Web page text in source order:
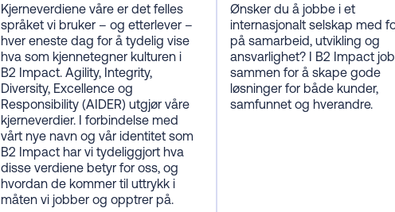
Kjerneverdiene våre er det felles
språket vi bruker – og etterlever –
hver eneste dag for å tydelig vise
hva som kjennetegner kulturen i
B2 Impact. Agility, Integrity,
Diversity, Excellence og
Responsibility (AIDER) utgjør våre
kjerneverdier. I forbindelse med
vårt nye navn og vår identitet som
B2 Impact har vi tydeliggjort hva
disse verdiene betyr for oss, og
hvordan de kommer til uttrykk i
måten vi jobber og opptrer på.
Ønsker du å jobbe i et
internasjonalt selskap med
på samarbeid, utvikling og
ansvarlighet? I B2 Impact
sammen for å skape gode
løsninger for både kunder,
samfunnet og hverandre.